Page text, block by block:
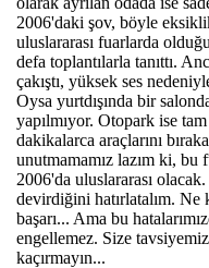
2006'daki şov, böyle
uluslararası fuarlarda
defa toplantılarla tanıttı.
çakıştı, yüksek ses
Oysa yurtdışında bir
yapılmıyor. Otopark ise
dakikalarca araçlarını
unutmamamız lazım ki, bu
2006'da uluslararası
devirdiğini hatırlatalım.
başarı... Ama bu
engellemez. Size
kaçırmayın...